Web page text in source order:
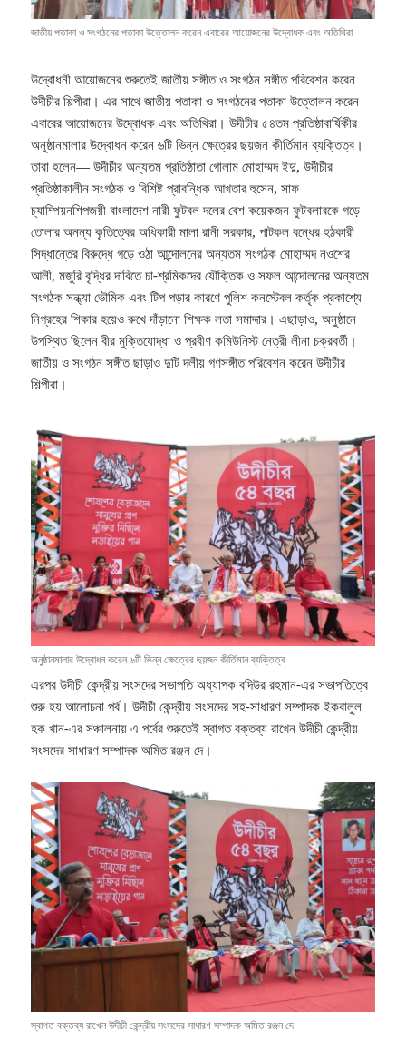
জাতীয় পতাকা ও সংগঠনের পতাকা উত্তোলন করেন এবারের আয়োজনের উদ্বোধক এবং অতিথিরা
উদ্বোধনী আয়োজনের শুরুতেই জাতীয় সঙ্গীত ও সংগঠন সঙ্গীত পরিবেশন করেন
উদীচীর শিল্পীরা। এর সাথে জাতীয় পতাকা ও সংগঠনের পতাকা উত্তোলন করেন
এবারের আয়োজনের উদ্বোধক এবং অতিথিরা। উদীচীর ৫৪তম প্রতিষ্ঠাবার্ষিকীর
অনুষ্ঠানমালার উদ্বোধন করেন ৬টি ভিন্ন ক্ষেত্রের ছয়জন কীর্তিমান ব্যক্তিত্ব।
তারা হলেন— উদীচীর অন্যতম প্রতিষ্ঠাতা গোলাম মোহাম্মদ ইদু, উদীচীর
প্রতিষ্ঠাকালীন সংগঠক ও বিশিষ্ট প্রাবন্ধিক আখতার হুসেন, সাফ
চ্যাম্পিয়নশিপজয়ী বাংলাদেশ নারী ফুটবল দলের বেশ কয়েকজন ফুটবলারকে গড়ে
তোলার অনন্য কৃতিত্বের অধিকারী মালা রানী সরকার, পাটকল বন্ধের হঠকারী
সিদ্ধান্তের বিরুদ্ধে গড়ে ওঠা আন্দোলনের অন্যতম সংগঠক মোহাম্মদ নওশের
আলী, মজুরি বৃদ্ধির দাবিতে চা-শ্রমিকদের যৌক্তিক ও সফল আন্দোলনের অন্যতম
সংগঠক সন্ধ্যা ভৌমিক এবং টিপ পড়ার কারণে পুলিশ কনস্টেবল কর্তৃক প্রকাশ্যে
নিগ্রহের শিকার হয়েও রুখে দাঁড়ানো শিক্ষক লতা সমাদ্দার। এছাড়াও, অনুষ্ঠানে
উপস্থিত ছিলেন বীর মুক্তিযোদ্ধা ও প্রবীণ কমিউনিস্ট নেত্রী লীনা চক্রবর্তী।
জাতীয় ও সংগঠন সঙ্গীত ছাড়াও দুটি দলীয় গণসঙ্গীত পরিবেশন করেন উদীচীর
শিল্পীরা।
অনুষ্ঠানমালার উদ্বোধন করেন ৬টি ভিন্ন ক্ষেত্রের ছয়জন কীর্তিমান ব্যক্তিত্ব
এরপর উদীচী কেন্দ্রীয় সংসদের সভাপতি অধ্যাপক বদিউর রহমান-এর সভাপতিত্বে
শুরু হয় আলোচনা পর্ব। উদীচী কেন্দ্রীয় সংসদের সহ-সাধারণ সম্পাদক ইকবালুল
হক খান-এর সঞ্চালনায় এ পর্বের শুরুতেই স্বাগত বক্তব্য রাখেন উদীচী কেন্দ্রীয়
সংসদের সাধারণ সম্পাদক অমিত রঞ্জন দে।
স্বাগত বক্তব্য রাখেন উদীচী কেন্দ্রীয় সংসদের সাধারণ সম্পাদক অমিত রঞ্জন দে